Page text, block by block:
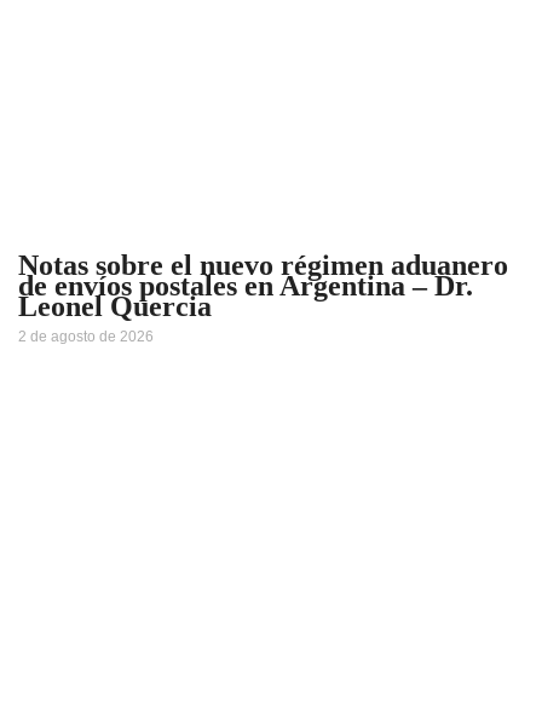
Notas sobre el nuevo régimen aduanero
de envíos postales en Argentina – Dr.
Leonel Quercia
2 de agosto de 2026